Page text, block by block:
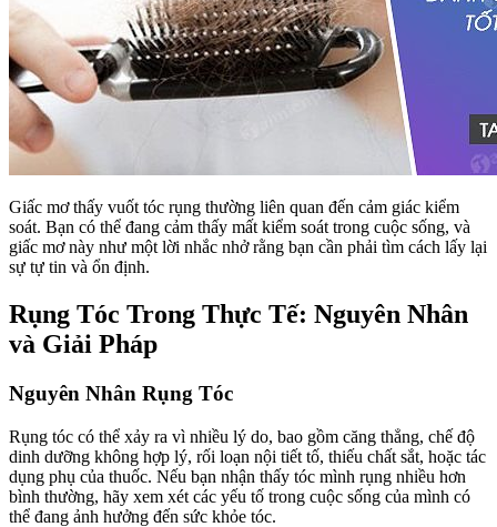
Giấc mơ thấy vuốt tóc rụng thường liên quan đến cảm giác kiểm
soát. Bạn có thể đang cảm thấy mất kiểm soát trong cuộc sống, và
giấc mơ này như một lời nhắc nhở rằng bạn cần phải tìm cách lấy lại
sự tự tin và ổn định.
Rụng Tóc Trong Thực Tế: Nguyên Nhân
và Giải Pháp
Nguyên Nhân Rụng Tóc
Rụng tóc có thể xảy ra vì nhiều lý do, bao gồm căng thẳng, chế độ
dinh dưỡng không hợp lý, rối loạn nội tiết tố, thiếu chất sắt, hoặc tác
dụng phụ của thuốc. Nếu bạn nhận thấy tóc mình rụng nhiều hơn
bình thường, hãy xem xét các yếu tố trong cuộc sống của mình có
thể đang ảnh hưởng đến sức khỏe tóc.